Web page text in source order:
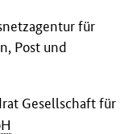
für
Post und
Gesellschaft für